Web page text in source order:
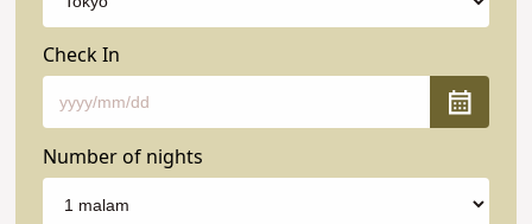
Check In
Number of nights